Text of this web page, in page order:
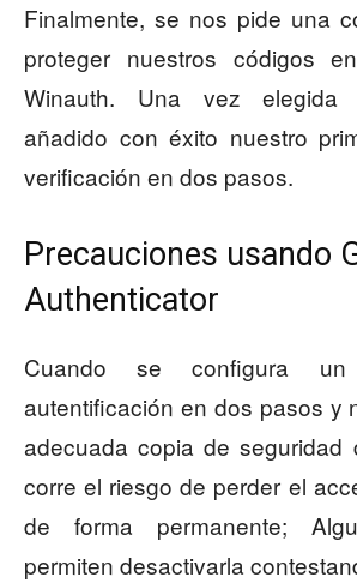
Finalmente, se nos pide una
proteger nuestros códigos
Winauth. Una vez elegida
añadido con éxito nuestro
verificación en dos pasos.
Precauciones usando
Authenticator
Cuando se configura
autentificación en dos pasos y
adecuada copia de seguridad
corre el riesgo de perder el
de forma permanente;
permiten desactivarla